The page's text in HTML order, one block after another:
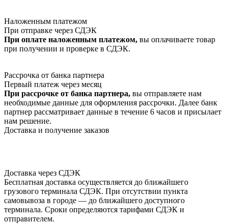
Наложенным платежом
При отправке через СДЭК
При оплате наложенным платежом, вы оплачиваете товар
при получении и проверке в СДЭК.
Рассрочка от банка партнера
Первый платеж через месяц
При рассрочке от банка партнера, вы отправляете нам
необходимые данные для оформления рассрочки. Далее банк
партнер рассматривает данные в течение 6 часов и присылает
нам решение.
Доставка и получение заказов
Доставка через СДЭК
Бесплатная доставка осуществляется до ближайшего
грузового терминала СДЭК. При отсутствии пункта
самовывоза в городе — до ближайшего доступного
терминала. Сроки определяются тарифами СДЭК и
отправителем.